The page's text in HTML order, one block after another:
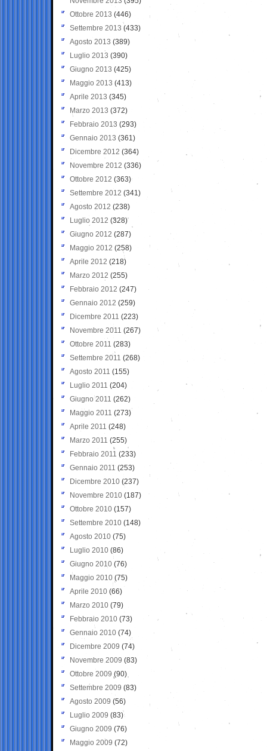
Ottobre 2013 (446)
Settembre 2013 (433)
Agosto 2013 (389)
Luglio 2013 (390)
Giugno 2013 (425)
Maggio 2013 (413)
Aprile 2013 (345)
Marzo 2013 (372)
Febbraio 2013 (293)
Gennaio 2013 (361)
Dicembre 2012 (364)
Novembre 2012 (336)
Ottobre 2012 (363)
Settembre 2012 (341)
Agosto 2012 (238)
Luglio 2012 (328)
Giugno 2012 (287)
Maggio 2012 (258)
Aprile 2012 (218)
Marzo 2012 (255)
Febbraio 2012 (247)
Gennaio 2012 (259)
Dicembre 2011 (223)
Novembre 2011 (267)
Ottobre 2011 (283)
Settembre 2011 (268)
Agosto 2011 (155)
Luglio 2011 (204)
Giugno 2011 (262)
Maggio 2011 (273)
Aprile 2011 (248)
Marzo 2011 (255)
Febbraio 2011 (233)
Gennaio 2011 (253)
Dicembre 2010 (237)
Novembre 2010 (187)
Ottobre 2010 (157)
Settembre 2010 (148)
Agosto 2010 (75)
Luglio 2010 (86)
Giugno 2010 (76)
Maggio 2010 (75)
Aprile 2010 (66)
Marzo 2010 (79)
Febbraio 2010 (73)
Gennaio 2010 (74)
Dicembre 2009 (74)
Novembre 2009 (83)
Ottobre 2009 (90)
Settembre 2009 (83)
Agosto 2009 (56)
Luglio 2009 (83)
Giugno 2009 (76)
Maggio 2009 (72)